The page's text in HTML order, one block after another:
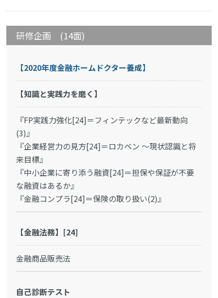
研修企画 (14面)
【2020年度金融ホームドクター養成】
【知識と実践力を磨く】
『FP実践力強化[24]＝フィンテックなど最新動向
(3)』
『企業経営力の見方[24]＝ロカベン ～現状認識と将
来目標』
『中小企業に寄り添う融資[24]＝担保や保証が不要
な融資はあるか』
『金融コンプラ[24]＝保険の取り扱い(2)』
【金融法務】[24]
金融商品販売法
自己診断テスト